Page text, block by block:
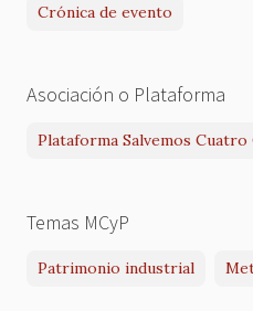
Crónica de evento
Asociación o Plataforma
Plataforma Salvemos Cuatro
Temas MCyP
Patrimonio industrial